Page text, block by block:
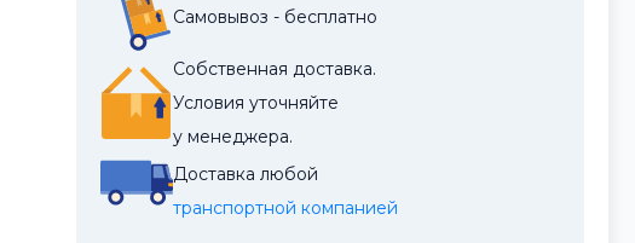
Самовывоз - бесплатно
Собственная доставка.
Условия уточняйте
у менеджера.
Доставка любой
транспортной компанией